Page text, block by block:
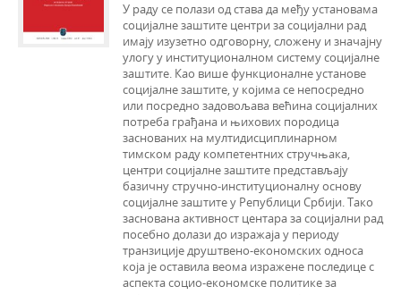
У раду се полази од става да међу установама
социјалне заштите центри за социјални рад
имају изузетно одговорну, сложену и значајну
улогу у институционалном систему социјалне
заштите. Као више функционалне установе
социјалне заштите, у којима се непосредно
или посредно задовољава већина социјалних
потреба грађана и њихових породица
заснованих на мултидисциплинарном
тимском раду компетентних стручњака,
центри социјалне заштите представљају
базичну стручно-институционалну основу
социјалне заштите у Републици Србији. Тако
заснована активност центара за социјални рад
посебно долази до изражаја у периоду
транзиције друштвено-економских односа
која је оставила веома изражене последице с
аспекта социо-економске политике за